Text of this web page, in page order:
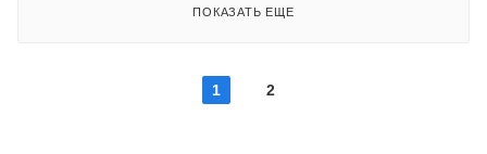
ПОКАЗАТЬ ЕЩЕ
1 2